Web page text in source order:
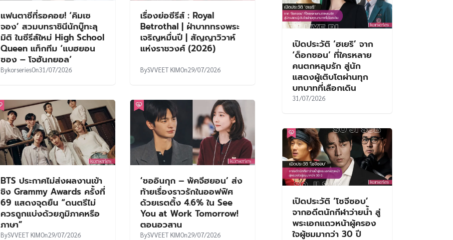
แฟนตาซีที่รอคอย! ‘คิมเซ
จอง’ สวมบทราชินีนักบู๊ทะลุ
มิติ ในซีรีส์ใหม่ High School
Queen แท็กทีม ‘แบฮยอน
ซอง – โจฮันกยอล’
BykorseriesOn31/07/2026
เรื่องย่อซีรีส์ : Royal
Betrothal | ฝ่าบาททรงพระ
เจริญหมื่นปี | สัญญาวิวาห์
แห่งราชวงศ์ (2026)
BySVVEET KIMOn29/07/2026
BTS ประกาศไม่ส่งผลงานเข้า
ชิง Grammy Awards ครั้งที่
69 แสดงจุดยืน “ดนตรีไม่
ควรถูกแบ่งด้วยภูมิภาคหรือ
ภาษา”
BySVVEET KIMOn29/07/2026
‘ซออินกุก – พัคจีฮยอน’ ส่ง
ท้ายเรื่องราวรักในออฟฟิศ
ด้วยเรตติ้ง 4.6% ใน See
You at Work Tomorrow!
ตอนอวสาน
BySVVEET KIMOn29/07/2026
เปิดประวัติ ‘ฮเยริ’ จาก
‘ด็อกซอน’ ที่ใครหลาย
คนตกหลุมรัก สู่นัก
แสดงผู้เติบโตผ่านทุก
บทบาทที่เลือกเดิน
31/07/2026
เปิดประวัติ ‘โซจีซอบ’
จากอดีตนักกีฬาว่ายน้ำ สู่
พระเอกแถวหน้าผู้ครอง
ใจผู้ชมมากว่า 30 ปี